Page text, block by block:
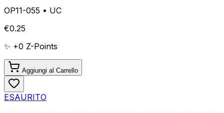
OP11-055 • UC
€0.25
✨ +0 Z-Points
Aggiungi al Carrello
ESAURITO